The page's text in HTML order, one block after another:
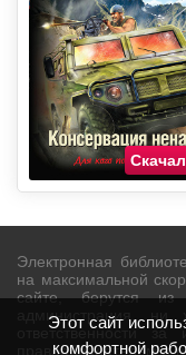
Электронная
на максимальной
сайте, берутся из
администрация, ни
ответственности
правообладателем и
Этот сайт
комфортной